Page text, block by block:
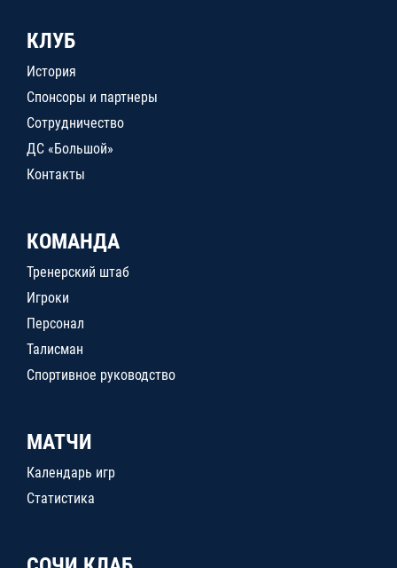
КЛУБ
История
Спонсоры и партнеры
Сотрудничество
ДС «Большой»
Контакты
КОМАНДА
Тренерский штаб
Игроки
Персонал
Талисман
Спортивное руководство
МАТЧИ
Календарь игр
Статистика